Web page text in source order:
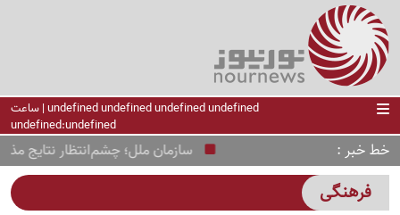
undefined undefined undefined undefined | ساعت
undefined:undefined
خط خبر سازمان ملل؛ چشم‌انتظار نتایج
فرهنگی